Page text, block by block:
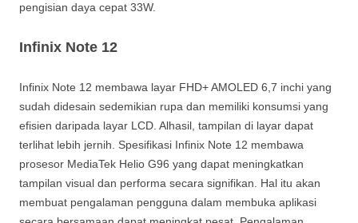
pengisian daya cepat 33W.
Infinix Note 12
Infinix Note 12 membawa layar FHD+ AMOLED 6,7 inchi yang
sudah didesain sedemikian rupa dan memiliki konsumsi yang
efisien daripada layar LCD. Alhasil, tampilan di layar dapat
terlihat lebih jernih. Spesifikasi Infinix Note 12 membawa
prosesor MediaTek Helio G96 yang dapat meningkatkan
tampilan visual dan performa secara signifikan. Hal itu akan
membuat pengalaman pengguna dalam membuka aplikasi